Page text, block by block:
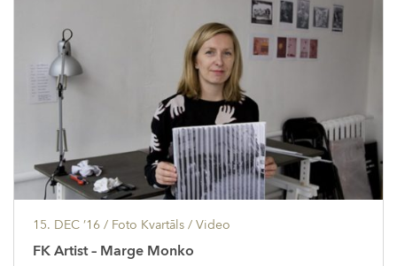
15. DEC ’16 / Foto Kvartāls / Video
FK Artist – Marge Monko